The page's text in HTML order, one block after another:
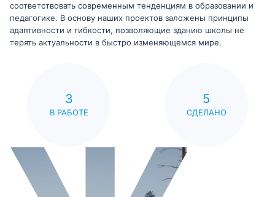
соответствовать современным тенденциям в образовании и
педагогике. В основу наших проектов заложены принципы
адаптивности и гибкости, позволяющие зданию школы не
терять актуальности в быстро изменяющемся мире.
3
В РАБОТЕ
5
СДЕЛАНО